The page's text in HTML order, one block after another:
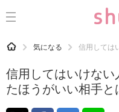
CATEGORY 記事カテゴリ
運気
洗濯
HOME 気になる 信用しては
信用してはいけな
たほうがいい相手と